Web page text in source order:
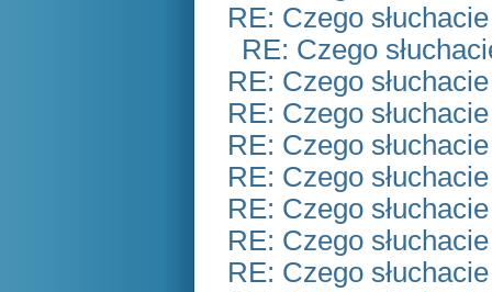
RE: Czego
RE: Czego
RE: Czego
RE: Czego
RE: Czego
RE: Czego
RE: Czego
RE: Czego
RE: Czego